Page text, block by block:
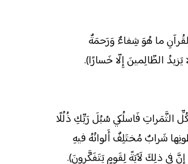
ما هُوَ شِفاءٌ وَرَحمَةٌ
الظّالِمينَ إِلّا خَسارًا).
الثَّمَراتِ فَاسلُكي سُبُلَ رَبِّكِ ذُلُلًا
شَرابٌ مُختَلِفٌ أَلوانُهُ فيهِ
في ذلِكَ لَآيَةً لِقَومٍ يَتَفَكَّرونَ).